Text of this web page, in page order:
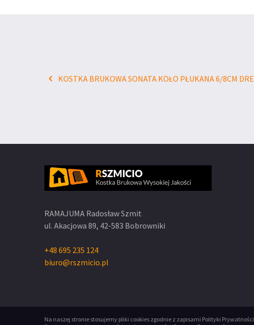
KOSTKA BRUKOWA SONATA KOŁO PŁUKANA 6/8CM
RAMAJUMA Radosław Szmit
ul. Akacjowa 89, 42-583 Bobrowniki
+48 695 235 124
biuro@rszmicio.pl
Na naszej stronie stosujemy pliki cookies zgodnie z zapisami Polityki Prywatności